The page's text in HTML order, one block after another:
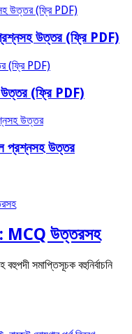
উত্তর (ফ্রি PDF)
উত্তর (ফ্রি PDF)
প্রশ্নসহ উত্তর
MCQ উত্তরসহ
সমাপ্তিসূচক বহুনির্বাচনি